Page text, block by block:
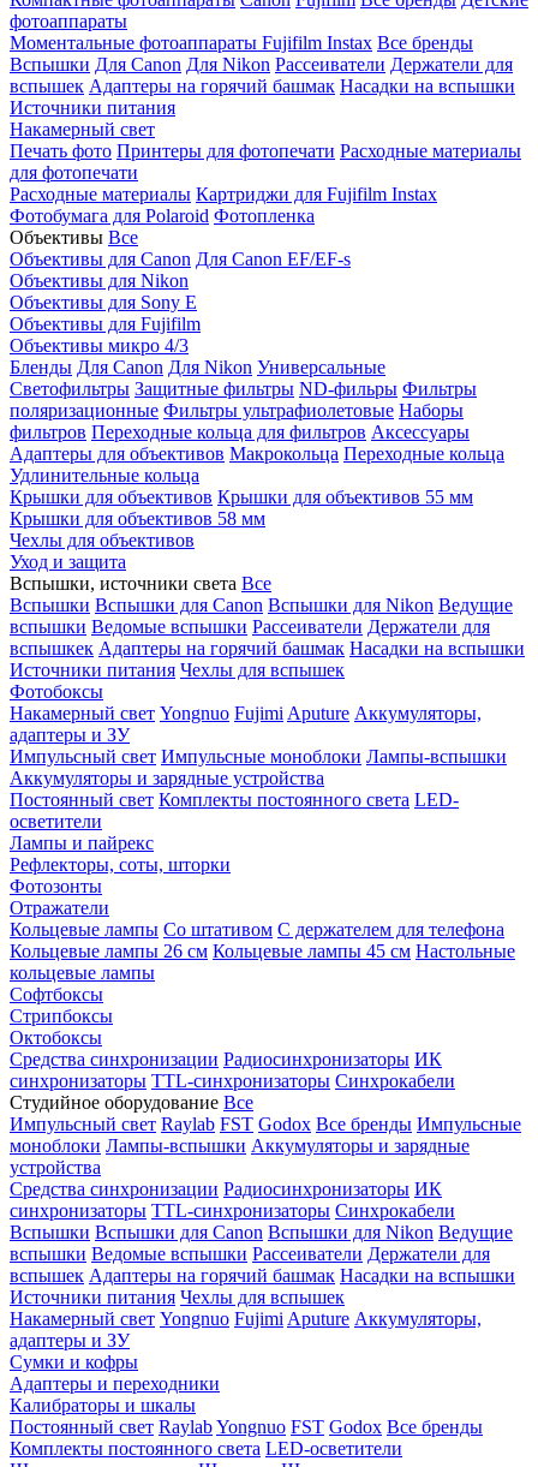
фотоаппараты
Моментальные фотоаппараты Fujifilm Instax Все бренды
Вспышки Для Canon Для Nikon Рассеиватели Держатели для
вспышек Адаптеры на горячий башмак Насадки на вспышки
Источники питания
Накамерный свет
Печать фото Принтеры для фотопечати Расходные материалы
для фотопечати
Расходные материалы Картриджи для Fujifilm Instax
Фотобумага для Polaroid Фотопленка
Объективы Все
Объективы для Canon Для Canon EF/EF-s
Объективы для Nikon
Объективы для Sony E
Объективы для Fujifilm
Объективы микро 4/3
Бленды Для Canon Для Nikon Универсальные
Светофильтры Защитные фильтры ND-фильры Фильтры
поляризационные Фильтры ультрафиолетовые Наборы
фильтров Переходные кольца для фильтров Аксессуары
Адаптеры для объективов Макрокольца Переходные кольца
Удлинительные кольца
Крышки для объективов Крышки для объективов 55 мм
Крышки для объективов 58 мм
Чехлы для объективов
Уход и защита
Вспышки, источники света Все
Вспышки Вспышки для Canon Вспышки для Nikon Ведущие
вспышки Ведомые вспышки Рассеиватели Держатели для
вспышкек Адаптеры на горячий башмак Насадки на вспышки
Источники питания Чехлы для вспышек
Фотобоксы
Накамерный свет Yongnuo Fujimi Aputure Аккумуляторы,
адаптеры и ЗУ
Импульсный свет Импульсные моноблоки Лампы-вспышки
Аккумуляторы и зарядные устройства
Постоянный свет Комплекты постоянного света LED-
осветители
Лампы и пайрекс
Рефлекторы, соты, шторки
Фотозонты
Отражатели
Кольцевые лампы Со штативом С держателем для телефона
Кольцевые лампы 26 см Кольцевые лампы 45 см Настольные
кольцевые лампы
Софтбоксы
Стрипбоксы
Октобоксы
Средства синхронизации Радиосинхронизаторы ИК
синхронизаторы TTL-синхронизаторы Синхрокабели
Студийное оборудование Все
Импульсный свет Raylab FST Godox Все бренды Импульсные
моноблоки Лампы-вспышки Аккумуляторы и зарядные
устройства
Средства синхронизации Радиосинхронизаторы ИК
синхронизаторы TTL-синхронизаторы Синхрокабели
Вспышки Вспышки для Canon Вспышки для Nikon Ведущие
вспышки Ведомые вспышки Рассеиватели Держатели для
вспышек Адаптеры на горячий башмак Насадки на вспышки
Источники питания Чехлы для вспышек
Накамерный свет Yongnuo Fujimi Aputure Аккумуляторы,
адаптеры и ЗУ
Сумки и кофры
Адаптеры и переходники
Калибраторы и шкалы
Постоянный свет RaylabYongnuo FST Godox Все бренды
Комплекты постоянного света LED-осветители